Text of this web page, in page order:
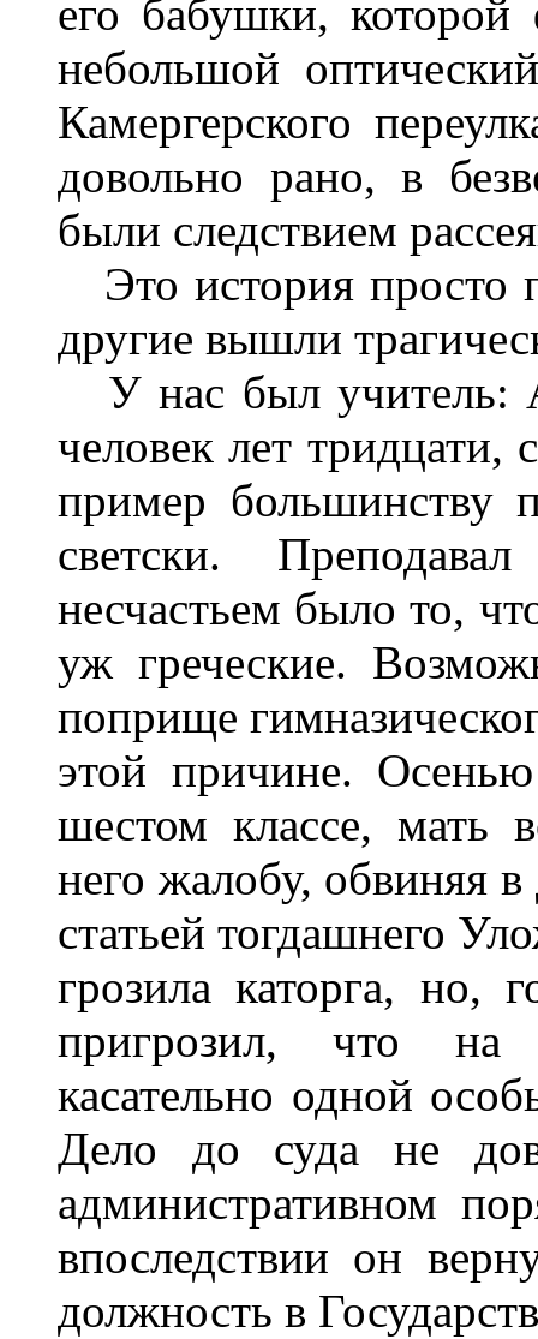
его бабушки,
небольшой
Камергерского
довольно рано, в
были следствием
Это история просто
другие вышли
У нас был учитель:
человек лет тридцати,
пример большинству
светски.
несчастьем было то,
уж греческие.
поприще
этой причине.
шестом классе, мать
него жалобу, обвиняя
статьей тогдашнего
грозила каторга, но,
пригрозил, что на
касательно одной
Дело до суда не
административном
впоследствии он
должность в